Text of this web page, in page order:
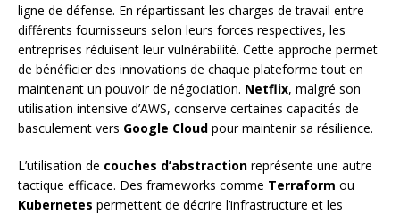
ligne de défense. En répartissant les charges de travail entre
différents fournisseurs selon leurs forces respectives, les
entreprises réduisent leur vulnérabilité. Cette approche permet
de bénéficier des innovations de chaque plateforme tout en
maintenant un pouvoir de négociation. Netflix, malgré son
utilisation intensive d’AWS, conserve certaines capacités de
basculement vers Google Cloud pour maintenir sa résilience.
L’utilisation de couches d’abstraction représente une autre
tactique efficace. Des frameworks comme Terraform ou
Kubernetes permettent de décrire l’infrastructure et les